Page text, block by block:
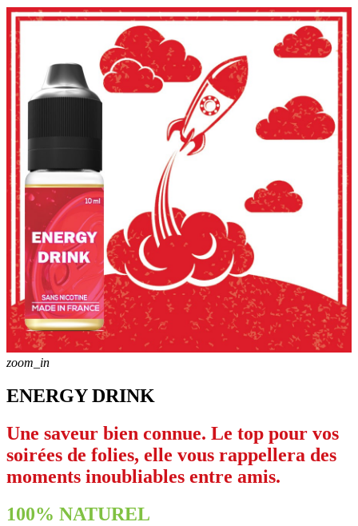
zoom_in
ENERGY DRINK
Une saveur bien connue. Le top pour vos
soirées de folies, elle vous rappellera des
moments inoubliables entre amis.
100% NATUREL